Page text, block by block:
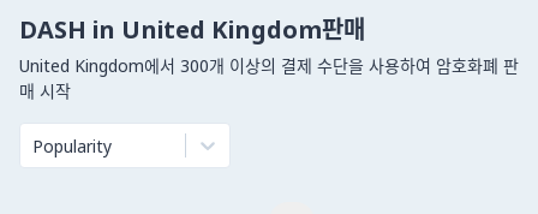
DASH in United Kingdom판매
United Kingdom에서 300개 이상의 결제 수단을 사용하여 암호화폐 판
매 시작
Popularity